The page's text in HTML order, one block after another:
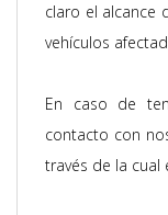
claro el alcance
vehículos
En caso de
contacto con
través de la